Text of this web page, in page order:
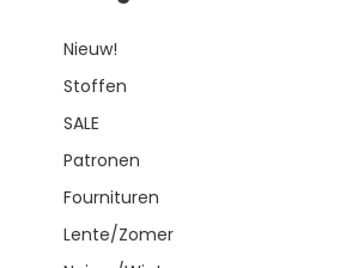
Nieuw!
Stoffen
SALE
Patronen
Fournituren
Lente/Zomer